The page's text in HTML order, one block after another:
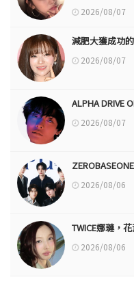
2026/08/07
減肥大獲成功
2026/08/07
ALPHA DRIVE
2026/08/07
2026/08/06
TWICE娜璉，
2026/08/06